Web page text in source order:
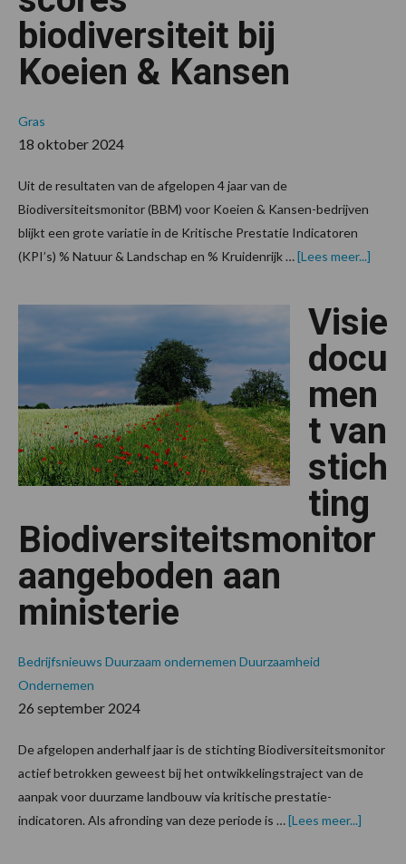
biodiversiteit bij
Koeien & Kansen
Gras
18 oktober 2024
Uit de resultaten van de afgelopen 4 jaar van de
Biodiversiteitsmonitor (BBM) voor Koeien & Kansen-bedrijven
blijkt een grote variatie in de Kritische Prestatie Indicatoren
(KPI’s) % Natuur & Landschap en % Kruidenrijk …[Lees meer...]
Visie
docu
men
t van
stich
ting
Biodiversiteitsmonitor
aangeboden aan
ministerie
Bedrijfsnieuws Duurzaam ondernemen Duurzaamheid
Ondernemen
26 september 2024
De afgelopen anderhalf jaar is de stichting Biodiversiteitsmonitor
actief betrokken geweest bij het ontwikkelingstraject van de
aanpak voor duurzame landbouw via kritische prestatie-
indicatoren. Als afronding van deze periode is …[Lees meer...]